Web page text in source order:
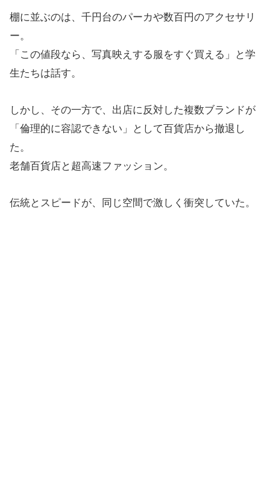
棚に並ぶのは、千円台のパーカや数百円のアクセサリ
ー。
「この値段なら、写真映えする服をすぐ買える」と学
生たちは話す。
しかし、その一方で、出店に反対した複数ブランドが
「倫理的に容認できない」として百貨店から撤退し
た。
老舗百貨店と超高速ファッション。
伝統とスピードが、同じ空間で激しく衝突していた。